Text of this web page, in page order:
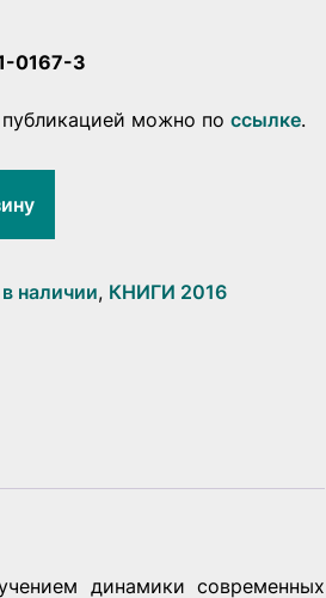
0167-3
публикацией можно поссылке.
наличии, КНИГИ 2016
динамики современных